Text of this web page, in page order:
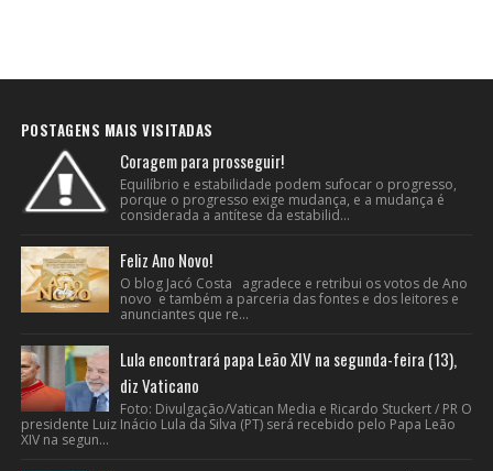
POSTAGENS MAIS VISITADAS
Coragem para prosseguir!
Equilíbrio e estabilidade podem sufocar o progresso,
porque o progresso exige mudança, e a mudança é
considerada a antítese da estabilid...
Feliz Ano Novo!
O blog Jacó Costa agradece e retribui os votos de Ano
novo e também a parceria das fontes e dos leitores e
anunciantes que re...
Lula encontrará papa Leão XIV na segunda-feira (13),
diz Vaticano
Foto: Divulgação/Vatican Media e Ricardo Stuckert / PR O
presidente Luiz Inácio Lula da Silva (PT) será recebido pelo Papa Leão
XIV na segun...